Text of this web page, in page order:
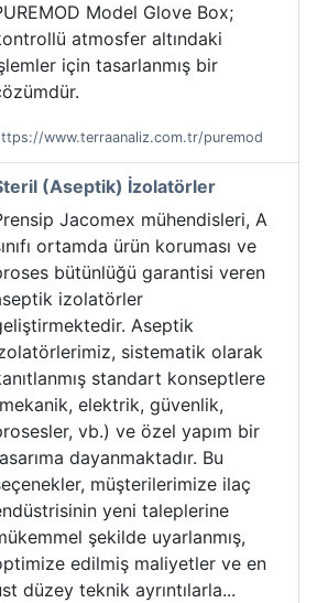
Model Glove Box;
atmosfer altındaki
için tasarlanmış bir
www.terraanaliz.com.tr/puremod
(Aseptik) İzolatörler
Jacomex mühendisleri, A
ortamda ürün koruması ve
bütünlüğü garantisi veren
izolatörler
Aseptik
sistematik olarak
standart konseptlere
elektrik, güvenlik,
vb.) ve özel yapım bir
dayanmaktadır. Bu
müşterilerimize ilaç
yeni taleplerine
şekilde uyarlanmış,
edilmiş maliyetler ve en
düzey teknik ayrıntılarla...